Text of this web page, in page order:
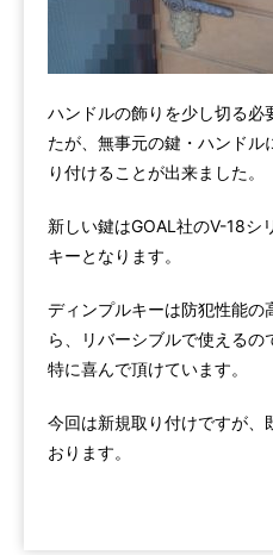
ハンドルの飾りを少し切る必
たが、無事元の鍵・ハンドル
り付けることが出来ました。
新しい鍵はGOAL社のV-18シ
キーとなります。
ディンプルキーは防犯性能の
ら、リバーシブルで使えるの
特に喜んで頂けています。
今回は新規取り付けですが、
おります。